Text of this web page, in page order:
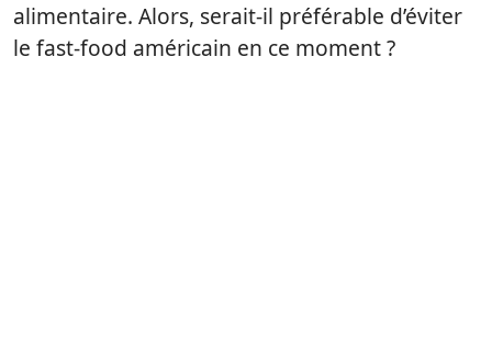
alimentaire. Alors, serait-il préférable d’éviter
le fast-food américain en ce moment ?